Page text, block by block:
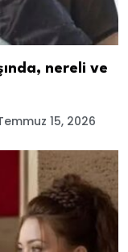
nereli ve
15, 2026